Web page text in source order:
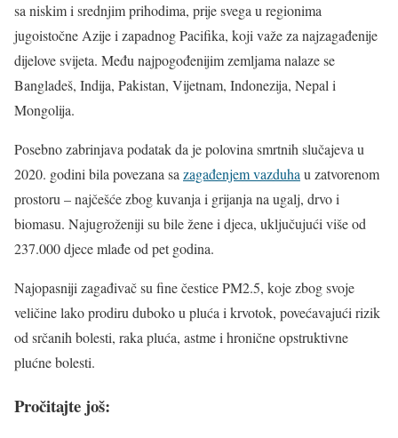
sa niskim i srednjim prihodima, prije svega u regionima
jugoistočne Azije i zapadnog Pacifika, koji važe za najzagađenije
dijelove svijeta. Među najpogođenijim zemljama nalaze se
Bangladeš, Indija, Pakistan, Vijetnam, Indonezija, Nepal i
Mongolija.
Posebno zabrinjava podatak da je polovina smrtnih slučajeva u
2020. godini bila povezana sazagađenjem vazduhau zatvorenom
prostoru – najčešće zbog kuvanja i grijanja na ugalj, drvo i
biomasu. Najugroženiji su bile žene i djeca, uključujući više od
237.000 djece mlađe od pet godina.
Najopasniji zagađivač su fine čestice PM2.5, koje zbog svoje
veličine lako prodiru duboko u pluća i krvotok, povećavajući rizik
od srčanih bolesti, raka pluća, astme i hronične opstruktivne
plućne bolesti.
Pročitajte još: